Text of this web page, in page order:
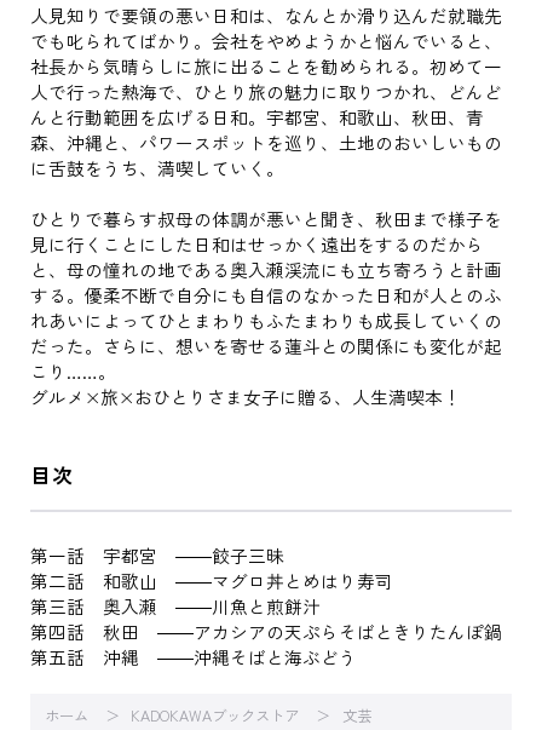
人見知りで要領の悪い日和は、なんとか滑り込んだ就職先
でも叱られてばかり。会社をやめようかと悩んでいると、
社長から気晴らしに旅に出ることを勧められる。初めて一
人で行った熱海で、ひとり旅の魅力に取りつかれ、どんど
んと行動範囲を広げる日和。宇都宮、和歌山、秋田、青
森、沖縄と、パワースポットを巡り、土地のおいしいもの
に舌鼓をうち、満喫していく。
ひとりで暮らす叔母の体調が悪いと聞き、秋田まで様子を
見に行くことにした日和はせっかく遠出をするのだから
と、母の憧れの地である奥入瀬渓流にも立ち寄ろうと計画
する。優柔不断で自分にも自信のなかった日和が人とのふ
れあいによってひとまわりもふたまわりも成長していくの
だった。さらに、想いを寄せる蓮斗との関係にも変化が起
こり……。
グルメ×旅×おひとりさま女子に贈る、人生満喫本！
目次
第一話 宇都宮 ――餃子三昧
第二話 和歌山 ――マグロ丼とめはり寿司
第三話 奥入瀬 ――川魚と煎餅汁
第四話 秋田 ――アカシアの天ぷらそばときりたんぽ鍋
第五話 沖縄 ――沖縄そばと海ぶどう
ホーム KADOKAWAブックストア 文芸